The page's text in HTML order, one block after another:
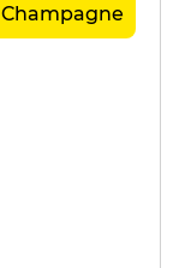
Champagne